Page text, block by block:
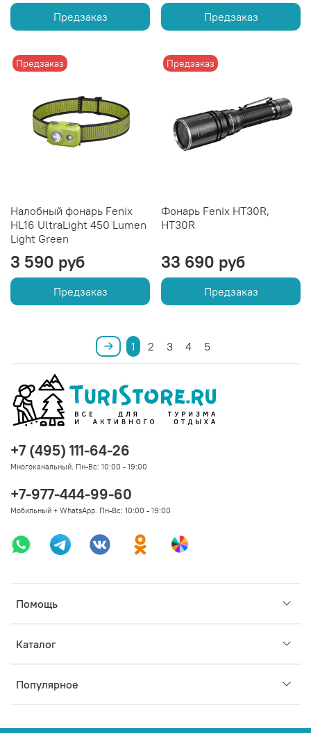
Предзаказ Предзаказ
Предзаказ
Налобный фонарь Fenix
HL16 UltraLight 450 Lumen
Light Green
3 590 руб
Предзаказ
Предзаказ
Фонарь Fenix HT30R,
HT30R
33 690 руб
Предзаказ
1 2 3 4 5
Помощь
Каталог
Популярное
+7 (495) 111-64-26
Многоканальный. Пн-Вс: 10:00 - 19:00
+7-977-444-99-60
Мобильный + WhatsApp. Пн-Вс: 10:00 - 19:00